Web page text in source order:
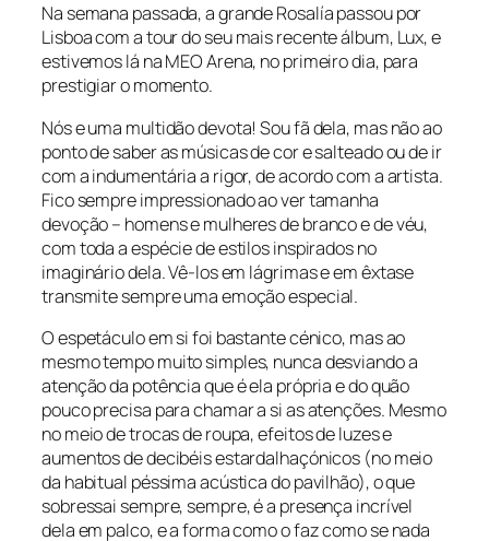
Na semana passada, a grande Rosalía passou por
Lisboa com atourdo seu mais recente álbum, Lux, e
estivemos lá na MEO Arena, no primeiro dia, para
prestigiar o momento.
Nós e uma multidão devota! Sou fã dela, mas não ao
ponto de saber as músicas de cor e salteado ou de ir
com a indumentária a rigor, de acordo com a artista.
Fico sempre impressionado ao ver tamanha
devoção – homens e mulheres de branco e de véu,
com toda a espécie de estilos inspirados no
imaginário dela. Vê-los em lágrimas e em êxtase
transmite sempre uma emoção especial.
O espetáculo em si foi bastante cénico, mas ao
mesmo tempo muito simples, nunca desviando a
atenção da potência que é ela própria e do quão
pouco precisa para chamar a si as atenções. Mesmo
no meio de trocas de roupa, efeitos de luzes e
aumentos de decibéis estardalhaçónicos (no meio
da habitual péssima acústica do pavilhão), o que
sobressai sempre, sempre, é a presença incrível
dela em palco, e a forma como o faz como se nada